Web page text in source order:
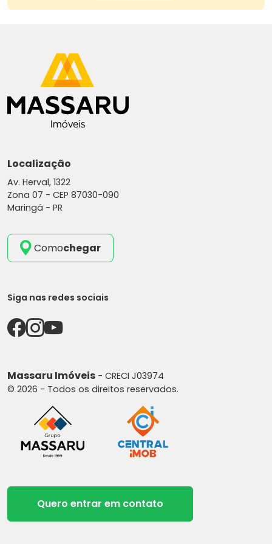
E-mail: vendasgrupomassaru@gmail.com
Instagram: grupomassaru
AGRADECEMOS A PREFERÊNCIA
Localização
Av. Herval, 1322
Zona 07 - CEP 87030-090
Maringá - PR
Comochegar
Siga nas redes sociais
Massaru Imóveis - CRECI J03974
© 2026 - Todos os direitos reservados.
Quero entrar em contato